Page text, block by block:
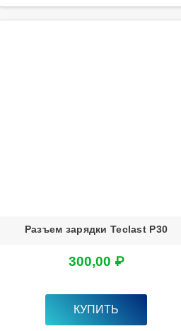
Разъем зарядки Teclast P30
300,00 ₽
КУПИТЬ